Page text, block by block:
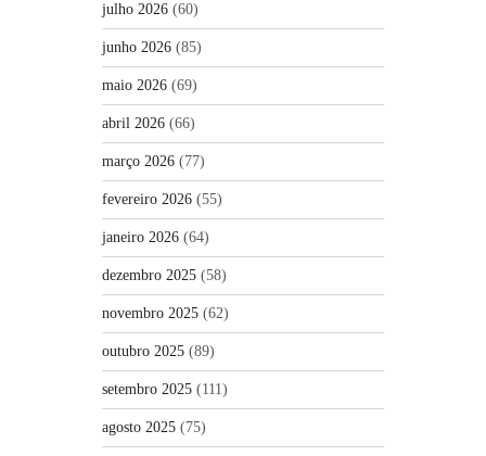
julho 2026 (60)
junho 2026 (85)
maio 2026 (69)
abril 2026 (66)
março 2026 (77)
fevereiro 2026 (55)
janeiro 2026 (64)
dezembro 2025 (58)
novembro 2025 (62)
outubro 2025 (89)
setembro 2025 (111)
agosto 2025 (75)